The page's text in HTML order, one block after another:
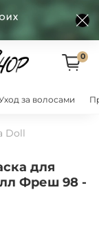
0
за волосами
Doll
для
Фреш 98 -